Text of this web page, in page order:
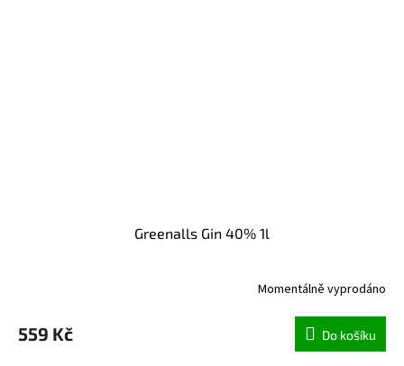
Greenalls Gin 40% 1l
Momentálně vyprodáno
559 Kč Do košíku